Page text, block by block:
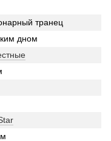
транец
дном